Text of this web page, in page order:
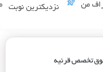
من نزدیکترین نوبت
تخصص قرنیه